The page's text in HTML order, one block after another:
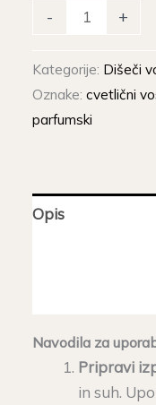
-
est
Belle
pentljice
količina
+
Kategorije: Dišeči
Oznake:cvetlični
parfumski
Opis
Navodila za
Pripravi
in suh.